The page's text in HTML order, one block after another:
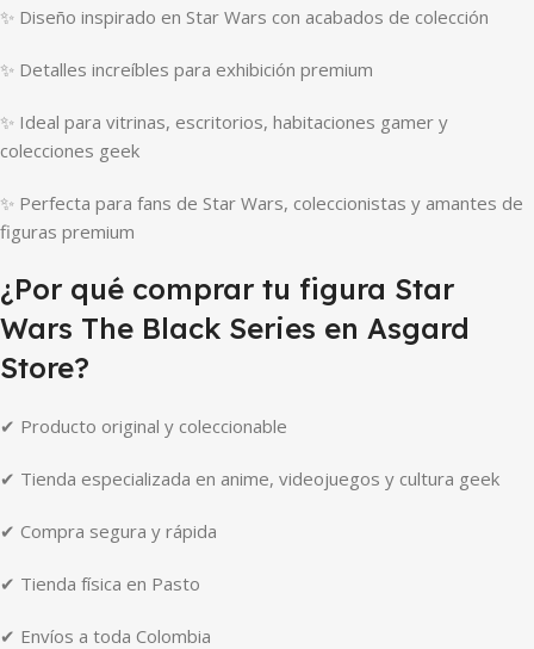
✨ Diseño inspirado en Star Wars con acabados de colección
✨ Detalles increíbles para exhibición premium
✨ Ideal para vitrinas, escritorios, habitaciones gamer y
colecciones geek
✨ Perfecta para fans de Star Wars, coleccionistas y amantes de
figuras premium
¿Por qué comprar tu figura Star
Wars The Black Series en Asgard
Store?
✔ Producto original y coleccionable
✔ Tienda especializada en anime, videojuegos y cultura geek
✔ Compra segura y rápida
✔ Tienda física en Pasto
✔ Envíos a toda Colombia